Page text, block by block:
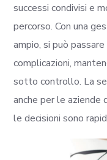
successi condivisi e
percorso. Con una
ampio, si può
complicazioni,
sotto controllo. La
anche per le
le decisioni sono